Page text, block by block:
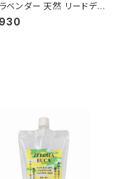
ベンダー 天然 リードディ